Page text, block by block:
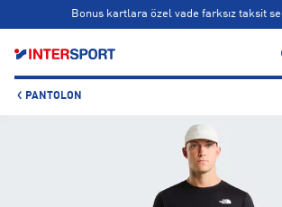
Bonus kartlara özel vade farksız taksit
PANTOLON